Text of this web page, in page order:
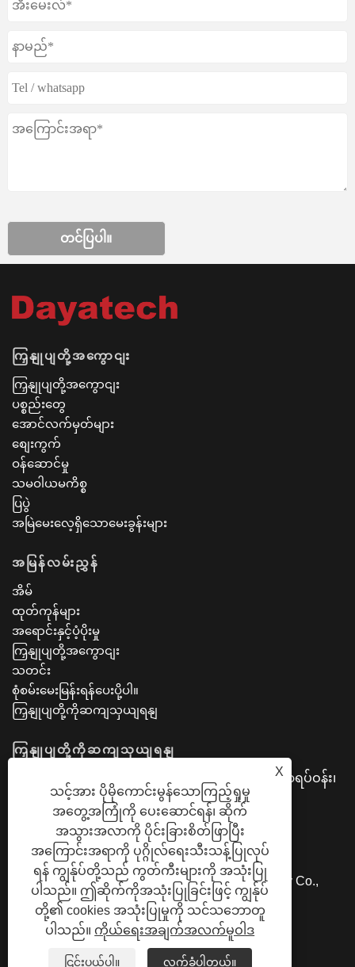
တင်ပြပါ။
X
သင့်အား ပိုမိုကောင်းမွန်သောကြည့်ရှုမှု
အတွေ့အကြုံကို ပေးဆောင်ရန်၊ ဆိုက်
အသွားအလာကို ပိုင်းခြားစိတ်ဖြာပြီး
အကြောင်းအရာကို ပုဂ္ဂိုလ်ရေးသီးသန့်ပြုလုပ်
ရန် ကျွန်ုပ်တို့သည် ကွတ်ကီးများကို အသုံးပြု
ပါသည်။ ဤဆိုက်ကိုအသုံးပြုခြင်းဖြင့် ကျွန်ုပ်
တို့၏ cookies အသုံးပြုမှုကို သင်သဘောတူ
ပါသည်။ ကိုယ်ရေးအချက်အလက်မူဝါဒ
ငြင်းပယ်ပါ။ လက်ခံပါတယ်။
ကြှနျုပျတို့အကွောငျး
ကြှနျုပျတို့အကွောငျး
ပစ္စည်းတွေ
အောင်လက်မှတ်များ
စျေးကွက်
ဝန်ဆောင်မှု
သမဝါယမကိစ္စ
ပြပွဲ
အမြဲမေးလေ့ရှိသောမေးခွန်းများ
အမြန်လမ်းညွှန်
အိမ်
ထုတ်ကုန်များ
အရောင်းနှင့်ပံ့ပိုးမှု
ကြှနျုပျတို့အကွောငျး
သတင်း
စုံစမ်းမေးမြန်းရန်ပေးပို့ပါ။
ကြှနျုပျတို့ကိုဆကျသှယျရနျ
ကြှနျုပျတို့ကိုဆကျသှယျရနျ
လိပ်စာ: No.1599၊ Juxian လမ်း၊ အဆင့်မြင့်နည်းပညာရပ်ဝန်း၊
Ningbo မြို့၊ Zhejiang ပြည်နယ်၊ တရုတ်
Tel: +86-574-55712633
အီးမေးလ်:jessie@dayatech.cc
မူပိုင်ခွင့် © 2024 Ningbo Dayatech Technology Co.,
Ltd. All Rights Reserved.
LINKS SITEMAP RSS
XML
ကိုယ်ရေးအချက်အလက်မူဝါဒ